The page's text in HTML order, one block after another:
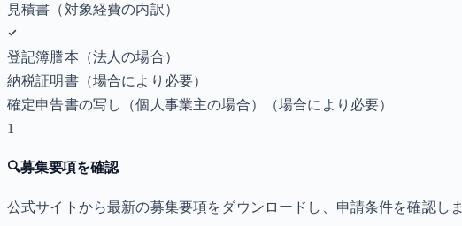
見積書（対象経費の内訳）
登記簿謄本（法人の場合）
納税証明書（場合により必要）
確定申告書の写し（個人事業主の場合）
（場合により必要）
1
🔍募集要項を確認
公式サイトから最新の募集要項をダウンロードし、申請条件を確認しま